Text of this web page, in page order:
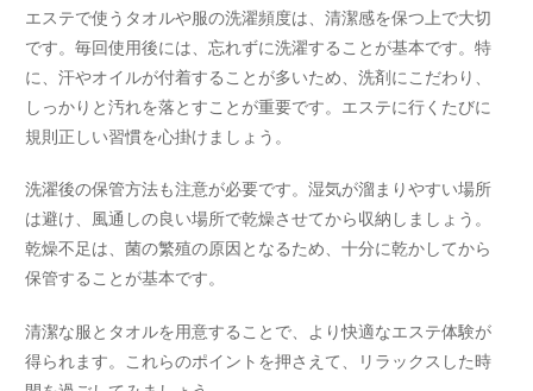
エステで使うタオルや服の洗濯頻度は、清潔感を保つ上で大切
です。毎回使用後には、忘れずに洗濯することが基本です。特
に、汗やオイルが付着することが多いため、洗剤にこだわり、
しっかりと汚れを落とすことが重要です。エステに行くたびに
規則正しい習慣を心掛けましょう。
洗濯後の保管方法も注意が必要です。湿気が溜まりやすい場所
は避け、風通しの良い場所で乾燥させてから収納しましょう。
乾燥不足は、菌の繁殖の原因となるため、十分に乾かしてから
保管することが基本です。
清潔な服とタオルを用意することで、より快適なエステ体験が
得られます。これらのポイントを押さえて、リラックスした時